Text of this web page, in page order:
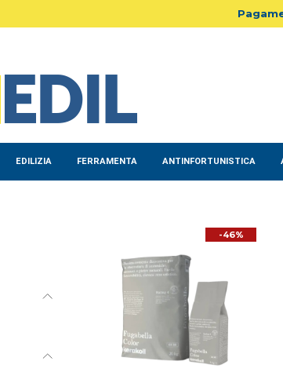
EDILIZIA FERRAMENTA ANTINFORTUNISTICA
-46%